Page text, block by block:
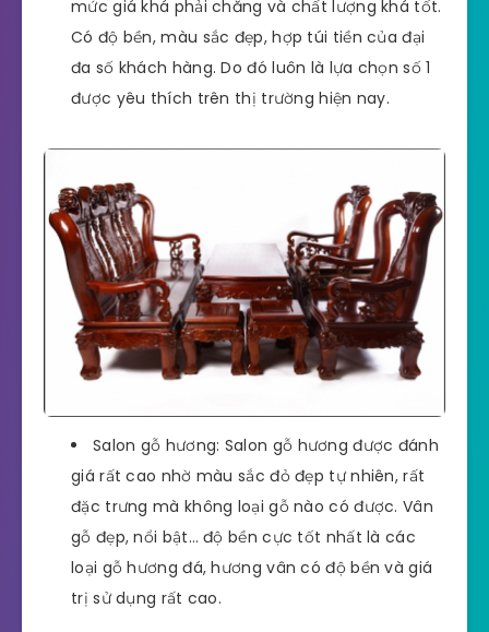
mức giá khá phải chăng và chất lượng khá tốt.
Có độ bền, màu sắc đẹp, hợp túi tiền của đại
đa số khách hàng. Do đó luôn là lựa chọn số 1
được yêu thích trên thị trường hiện nay.
Salon gỗ hương: Salon gỗ hương được đánh
giá rất cao nhờ màu sắc đỏ đẹp tự nhiên, rất
đặc trưng mà không loại gỗ nào có được. Vân
gỗ đẹp, nổi bật… độ bền cực tốt nhất là các
loại gỗ hương đá, hương vân có độ bền và giá
trị sử dụng rất cao.